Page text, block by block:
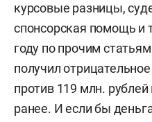
курсовые разницы,
спонсорская помощь и
году по прочим
получил
против 119 млн.
ранее. И если бы